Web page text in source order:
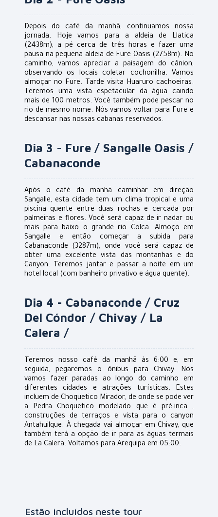
Depois do café da manhã, continuamos nossa
jornada. Hoje vamos para a aldeia de Llatica
(2438m), a pé cerca de três horas e fazer uma
pausa na pequena aldeia de Fure Oasis (2758m). No
caminho, vamos apreciar a paisagem do cânion,
observando os locais coletar cochonilha. Vamos
almoçar no Fure. Tarde visita Huaruro cachoeiras.
Teremos uma vista espetacular da água caindo
mais de 100 metros. Você também pode pescar no
rio de mesmo nome. Nós vamos voltar para Fure e
descansar nas nossas cabanas reservados.
Dia 3 - Fure / Sangalle Oasis /
Cabanaconde
Após o café da manhã caminhar em direção
Sangalle, esta cidade tem um clima tropical e uma
piscina quente entre duas rochas e cercada por
palmeiras e flores. Você será capaz de ir nadar ou
mais para baixo o grande rio Colca. Almoço em
Sangalle e então começar a subida para
Cabanaconde (3287m), onde você será capaz de
obter uma excelente vista das montanhas e do
Canyon. Teremos jantar e passar a noite em um
hotel local (com banheiro privativo e água quente).
Dia 4 - Cabanaconde / Cruz
Del Cóndor / Chivay / La
Calera /
Teremos nosso café da manhã às 6:00 e, em
seguida, pegaremos o ônibus para Chivay. Nós
vamos fazer paradas ao longo do caminho em
diferentes cidades e atrações turísticas. Estes
incluem de Choquetico Mirador, de onde se pode ver
a Pedra Choquetico modelado que é pré-inca ,
construções de terraços e vista para o canyon
Antahuilque. À chegada vai almoçar em Chivay, que
também terá a opção de ir para as águas termais
de La Calera. Voltamos para Arequipa em 05:00.
Estão incluídos neste tour